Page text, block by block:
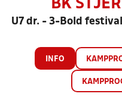
BK
U7 dr. - 3-Bold
INFO